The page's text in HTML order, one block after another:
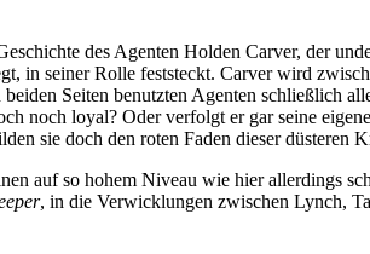
des Agenten Holden Carver, der
in seiner Rolle feststeckt. Carver wird
Seiten benutzten Agenten schließlich
noch loyal? Oder verfolgt er gar seine
sie doch den roten Faden dieser düsteren
auf so hohem Niveau wie hier allerdings
, in die Verwicklungen zwischen Lynch,